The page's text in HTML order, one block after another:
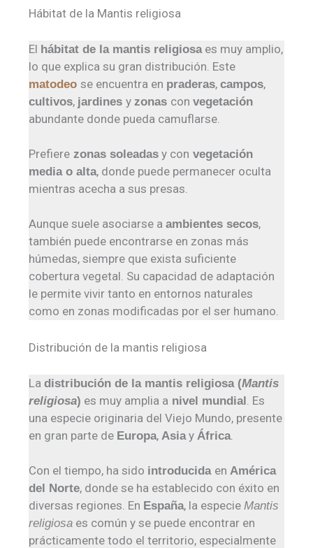
Hábitat de la Mantis religiosa
El hábitat de la mantis religiosaes muy amplio,
lo que explica su gran distribución. Este
matodeose encuentra en praderas,campos,
cultivos, jardinesyzonas convegetación
abundante donde pueda camuflarse.
Prefiere zonas soleadas y con vegetación
media o alta, donde puede permanecer oculta
mientras acecha a sus presas.
Aunque suele asociarse aambientes secos,
también puede encontrarse en zonas más
húmedas, siempre que exista suficiente
cobertura vegetal. Su capacidad de adaptación
le permite vivir tanto en entornos naturales
como en zonas modificadas por el ser humano.
Distribución de la mantis religiosa
Ladistribución de la mantis religiosa (Mantis
religiosa) es muy amplia a nivel mundial . Es
una especie originaria del Viejo Mundo, presente
en gran parte de Europa, Asiay África.
Con el tiempo, ha sido introducida en América
del Norte, donde se ha establecido con éxito en
diversas regiones. En España, la especie Mantis
religiosa es común y se puede encontrar en
prácticamente todo el territorio, especialmente